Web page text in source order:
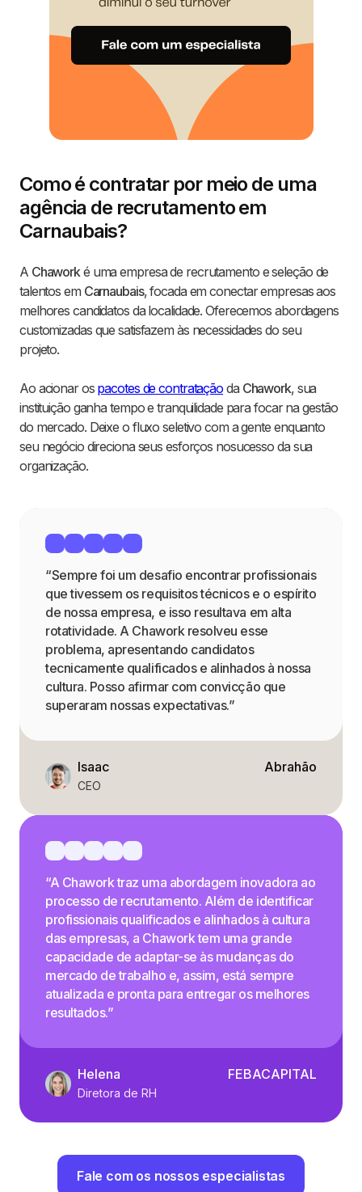
Como é contratar por meio de uma
agência de recrutamento em
Carnaubais?
A Chaworké uma empresa de recrutamento e seleção de
talentos em Carnaubais, focada em conectar empresas aos
melhores candidatos da localidade. Oferecemos abordagens
customizadas que satisfazem às necessidades do seu
projeto.
Ao acionar os pacotes de contratação da Chawork, sua
instituição ganha tempo e tranquilidade para focar na gestão
do mercado. Deixe o fluxo seletivo com a gente enquanto
seu negócio direciona seus esforços nosucesso da sua
organização.
“Sempre foi um desafio encontrar profissionais
que tivessem os requisitos técnicos e o espírito
de nossa empresa, e isso resultava em alta
rotatividade. A Chawork resolveu esse
problema, apresentando candidatos
tecnicamente qualificados e alinhados à nossa
cultura. Posso afirmar com convicção que
superaram nossas expectativas.”
Isaac
CEO
Abrahão
“A Chawork traz uma abordagem inovadora ao
processo de recrutamento. Além de identificar
profissionais qualificados e alinhados à cultura
das empresas, a Chawork tem uma grande
capacidade de adaptar-se às mudanças do
mercado de trabalho e, assim, está sempre
atualizada e pronta para entregar os melhores
resultados.”
Helena
Diretora de RH
FEBACAPITAL
Fale com os nossos especialistas